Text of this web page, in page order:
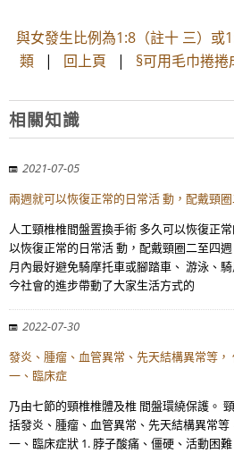
與女發生比例為1:8（註十 三）或
類 | 回上頁 | §可用毛巾捲
相關知識
2021-07-05
兩週就可以恢復正常的日常活 動，配戴頸
人工頸椎椎間盤置換手術 多久可以恢復正
以恢復正常的日常活 動，配戴頸圈二至四
月內最好避免騎摩托車或腳踏車、 游泳、
今社會的進步帶動了大家生活方式的
2022-07-30
發炎、腫瘤、血管異常、先天結構異常等，
一、臨床症
乃由七節的頸椎椎體及椎 間盤環繞保護。
括發炎、腫瘤、血管異常、先天結構異常等
一、臨床症狀 1. 脖子酸痛、僵硬、活動困